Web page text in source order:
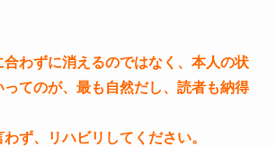
わずに消えるのではなく、本人の状
てのが、最も自然だし、読者も納得
ず、リハビリしてください。